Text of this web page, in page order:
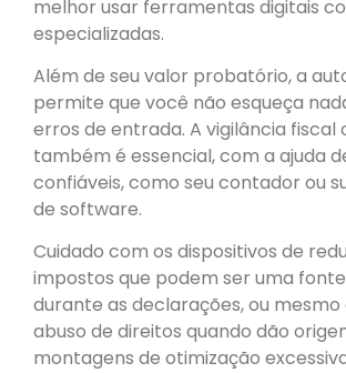
melhor usar ferramentas digitais
especializadas.
Além de seu valor probatório, a
permite que você não esqueça
erros de entrada. A vigilância fiscal
também é essencial, com a ajuda
confiáveis, como seu contador ou
de software.
Cuidado com os dispositivos de
impostos que podem ser uma
durante as declarações, ou
abuso de direitos quando dão
montagens de otimização